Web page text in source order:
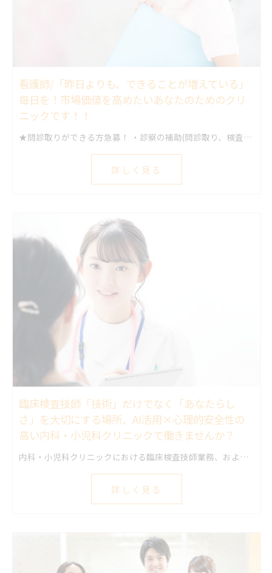
看護師/「昨日よりも、できることが増えている」
毎日を！市場価値を高めたいあなたのためのクリ
ニックです！！
★問診取りができる方急募！ ・診察の補助(問診取り、検査結果説明、処方確認) ・発熱外来の対応(コロナPCR、インフルエンザAI検査、各種抗原検査) ・各種検査実施(採血、心電図、レントゲン) ・ワクチン業務 ・集患/マーケティング業務(SNS管理や業者様とのやりとりなど) ・自費医療事業 ・その他 クリニックに必要な仕事はたくさんあり、提案することで新しいポジションも作っていけます。
詳しく見る
臨床検査技師「技術」だけでなく「あなたらし
さ」を大切にする場所。AI活用×心理的安全性の
高い内科・小児科クリニックで働きませんか？
内科・小児科クリニックにおける臨床検査技師業務、およびクリニック運営業務全般をお任せします。 未経験の業務も丁寧に指導します。 ・検体検査：院内迅速検査（各種感染症抗原定性など） ・生理機能検査：心電図、視力・聴力測定など（※エコー検査の実務経験は問いません） ・採血業務：小児・成人の静脈採血（小児対応が可能な方、子供好きな方優遇！） ・医療事務・診療補助：検査業務の空き時間は、受付やクラーク業務、データ入力などを兼務していただきます。 ・その他：電話対応、予約管理、SNS投稿、院内委員会活動など クリニックに必要な仕事はたくさんあり、提案することで新しいポジションも作っていけます。 「検査だけをしていたい」という方には少し忙しく感じるかもしれません。しかし、「患者様のためにチームで動きたい」「幅広いスキルを身につけたい」という方には、これ以上ないほどやりがいのある職場です。
詳しく見る